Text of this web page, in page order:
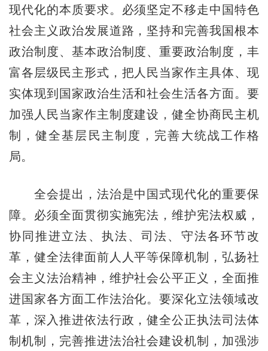
现代化的本质要求。必须坚定不移走中国特色
社会主义政治发展道路，坚持和完善我国根本
政治制度、基本政治制度、重要政治制度，丰
富各层级民主形式，把人民当家作主具体、现
实体现到国家政治生活和社会生活各方面。要
加强人民当家作主制度建设，健全协商民主机
制，健全基层民主制度，完善大统战工作格
局。
全会提出，法治是中国式现代化的重要保
障。必须全面贯彻实施宪法，维护宪法权威，
协同推进立法、执法、司法、守法各环节改
革，健全法律面前人人平等保障机制，弘扬社
会主义法治精神，维护社会公平正义，全面推
进国家各方面工作法治化。要深化立法领域改
革，深入推进依法行政，健全公正执法司法体
制机制，完善推进法治社会建设机制，加强涉